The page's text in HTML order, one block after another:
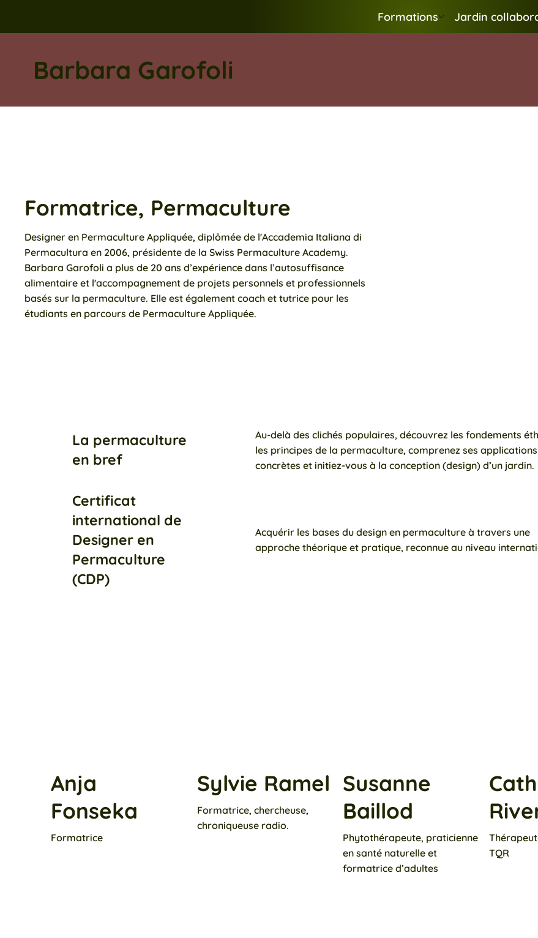
Formations Jardin
Barbara Garofoli
Formatrice, Permaculture
Designer en Permaculture Appliquée, diplômée de l'Accademia Italiana di
Permacultura en 2006, présidente de la Swiss Permaculture Academy.
Barbara Garofoli a plus de 20 ans d’expérience dans l’autosuffisance
alimentaire et l'accompagnement de projets personnels et professionnels
basés sur la permaculture. Elle est également coach et tutrice pour les
étudiants en parcours de Permaculture Appliquée.
La permaculture
en bref
Au-delà des clichés populaires, découvrez les fondements
les principes de la permaculture, comprenez ses applications
concrètes et initiez-vous à la conception (design) d’un jardin.
Certificat
international de
Designer en
Permaculture
(CDP)
Acquérir les bases du design en permaculture à travers une
approche théorique et pratique, reconnue au niveau
Anja
Fonseka
Formatrice
Sylvie Ramel
Formatrice, chercheuse,
chroniqueuse radio.
Susanne
Baillod
Phytothérapeute, praticienne
en santé naturelle et
formatrice d’adultes
TQR